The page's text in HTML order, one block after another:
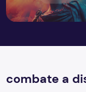
combate a